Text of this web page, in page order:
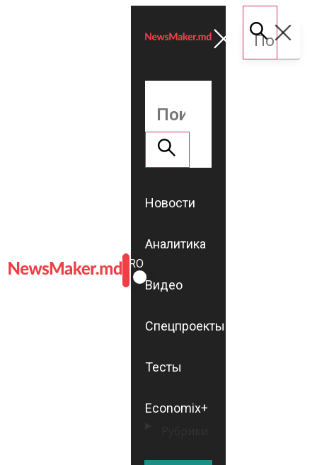
ROMÂNĂ
RU
Новости
Аналитика
Видео
Спецпроекты
Тесты
Economix+